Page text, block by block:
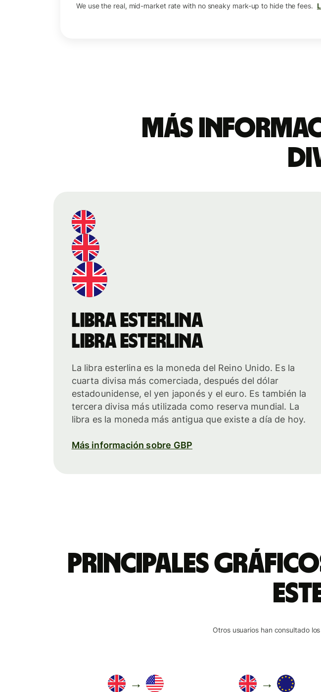
We use the real, mid-market rate with no sneaky mark-up to hide the fees.
Más
libra esterlina
libra esterlina
La libra esterlina es la moneda del Reino Unido. Es la
cuarta divisa más comerciada, después del dólar
estadounidense, el yen japonés y el euro. Es también la
tercera divisa más utilizada como reserva mundial. La
libra es la moneda más antigua que existe a día de hoy.
Más información sobre GBP
Principales
Otros usuarios han consultado
→ →